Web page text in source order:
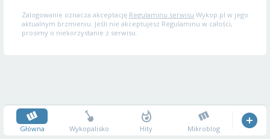
Zalogowanie oznacza akceptację Regulaminu serwisu Wykop.pl w jego
aktualnym brzmieniu. Jeśli nie akceptujesz Regulaminu w całości,
prosimy o niekorzystanie z serwisu.
Główna Wykopalisko Hity Mikroblog